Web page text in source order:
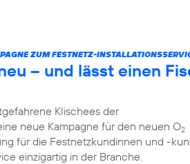
ZUM FESTNETZ-
– und lässt einen
Klischees der
neue Kampagne für den neuen O2
für die Festnetzkundinnen und -
einzigartig in der Branche.